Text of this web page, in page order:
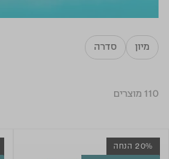
מיון סדרה
110 מוצרים
20% הנחה